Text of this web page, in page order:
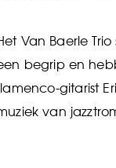
Van Baerle
begrip en
gitarist
van